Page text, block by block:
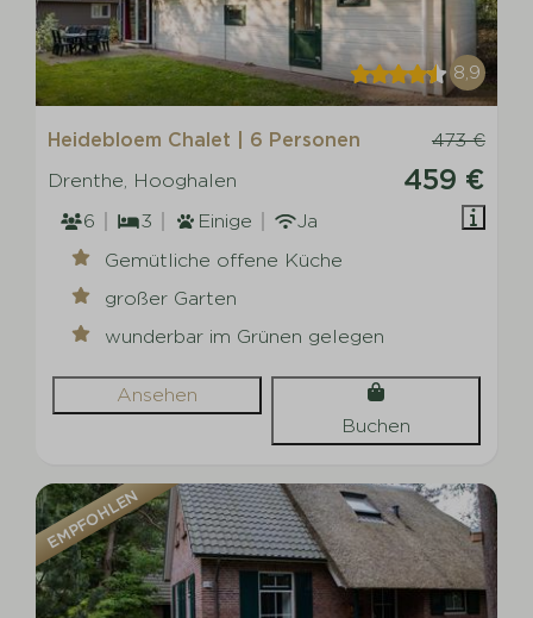
8,9
473 €
459 €
Heidebloem Chalet | 6 Personen
Drenthe, Hooghalen
6
3 Einige
Ja
Gemütliche offene Küche
großer Garten
wunderbar im Grünen gelegen
Ansehen
Buchen
EMPFOHLEN